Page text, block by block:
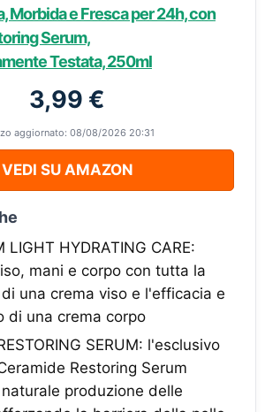
Morbida e Fresca per 24h, con
Serum,
Testata, 250ml
3,99 €
aggiornato: 08/08/2026 20:31
VEDI SU AMAZON
LIGHT HYDRATING CARE:
mani e corpo con tutta la
una crema viso e l'efficacia e
di una crema corpo
SERUM: l'esclusivo
Restoring Serum
produzione delle